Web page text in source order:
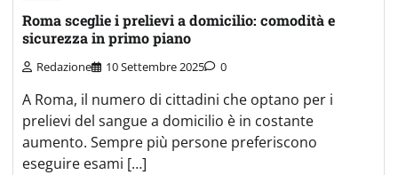
Roma sceglie i prelievi a domicilio: comodità e
sicurezza in primo piano
Redazione 10 Settembre 2025 0
A Roma, il numero di cittadini che optano per i
prelievi del sangue a domicilio è in costante
aumento. Sempre più persone preferiscono
eseguire esami […]